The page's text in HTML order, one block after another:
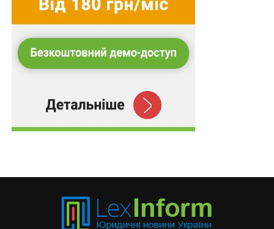
Не може працювати в мистецькому ліцеї
особа, яка має не погашену або не зняту
судимість
Наявність спору про визначення місця
проживання дитини не є перешкодою для
Банки пропонують зобов’язати
відшкодовувати клієнтам вкрадені шахраями
ПОВ'ЯЗАНІ ТЕМИ: LEX ВЕРХОВНИЙ СУД КПК УКРАЇНИ